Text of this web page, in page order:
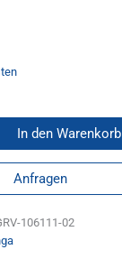
In den Warenkorb
Anfragen
106111-02